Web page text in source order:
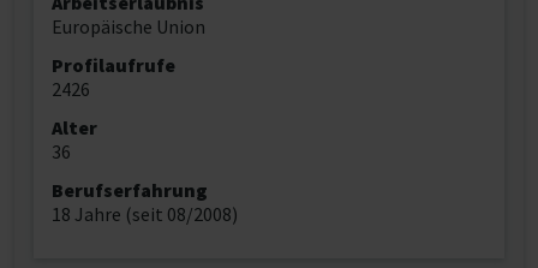
Europäische Union
Profilaufrufe
2426
Alter
36
Berufserfahrung
18 Jahre (seit 08/2008)